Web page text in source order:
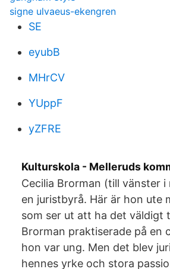
signe ulvaeus-ekengren
SE
eyubB
MHrCV
YUppF
yZFRE
Kulturskola - Melleruds
Cecilia Brorman (till vänster
en juristbyrå. Här är hon ute
som ser ut att ha det väldigt
Brorman praktiserade på en
hon var ung. Men det blev
hennes yrke och stora